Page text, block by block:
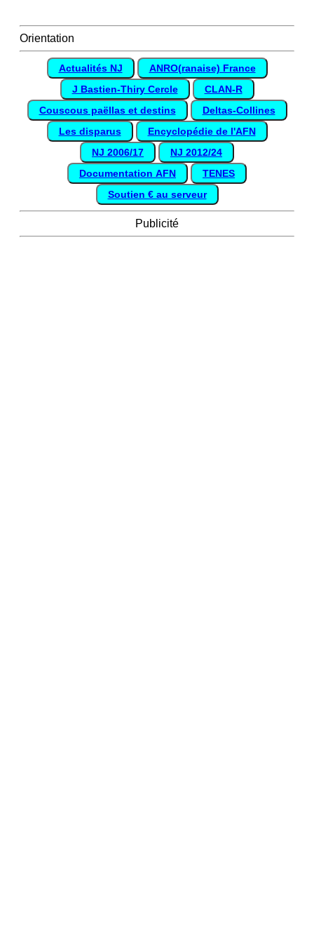
Orientation
Actualités NJ
ANRO(ranaise) France
J Bastien-Thiry Cercle
CLAN-R
Couscous paëllas et destins
Deltas-Collines
Les disparus
Encyclopédie de l'AFN
NJ 2006/17
NJ 2012/24
Documentation AFN
TENES
Soutien € au serveur
Publicité